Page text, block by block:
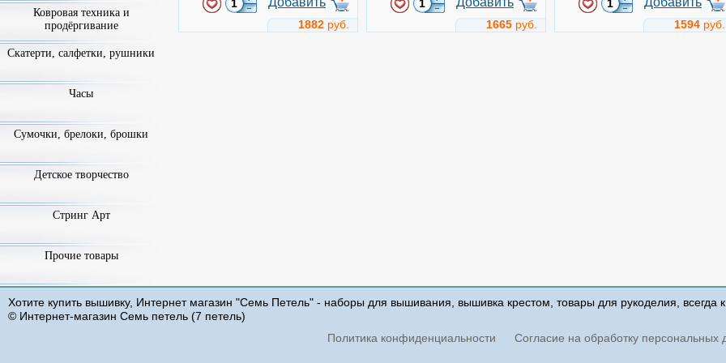
1882 руб. 1665 руб. 1594 руб.
Добавить
Ковровая техника и
продёргивание
Скатерти, салфетки, рушники
Часы
Сумочки, брелоки, брошки
Детское творчество
Стринг Арт
Прочие товары
Хотите купить вышивку, Интернет магазин "Семь Петель" - наборы для вышивания, вышивка крестом, товары для рукоделия, всегда
© Интернет-магазин Семь петель (7 петель)
Политика конфиденциальности
Согласие на обработку персональных